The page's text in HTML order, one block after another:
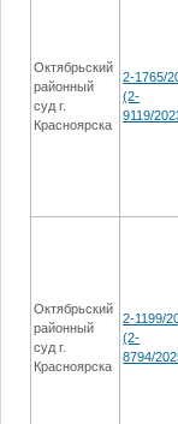
Октябрьский
районный
суд г.
Красноярска
2-1765/
(2-
9119/
Октябрьский
районный
суд г.
Красноярска
2-1199/
(2-
8794/